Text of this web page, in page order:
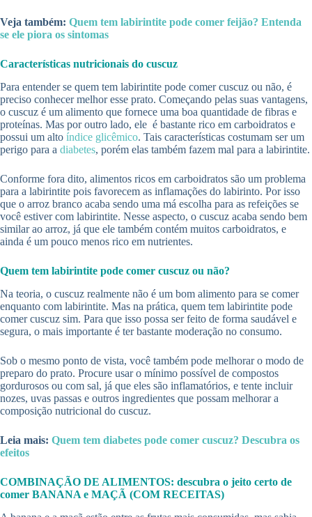
Veja também: Quem tem labirintite pode comer feijão? Entenda
se ele piora os sintomas
Características nutricionais do cuscuz
Para entender se quem tem labirintite pode comer cuscuz ou não, é
preciso conhecer melhor esse prato. Começando pelas suas vantagens,
o cuscuz é um alimento que fornece uma boa quantidade de fibras e
proteínas. Mas por outro lado, ele é bastante rico em carboidratos e
possui um alto índice glicêmico. Tais características costumam ser um
perigo para a diabetes, porém elas também fazem mal para a labirintite.
Conforme fora dito, alimentos ricos em carboidratos são um problema
para a labirintite pois favorecem as inflamações do labirinto. Por isso
que o arroz branco acaba sendo uma má escolha para as refeições se
você estiver com labirintite. Nesse aspecto, o cuscuz acaba sendo bem
similar ao arroz, já que ele também contém muitos carboidratos, e
ainda é um pouco menos rico em nutrientes.
Quem tem labirintite pode comer cuscuz ou não?
Na teoria, o cuscuz realmente não é um bom alimento para se comer
enquanto com labirintite. Mas na prática, quem tem labirintite pode
comer cuscuz sim. Para que isso possa ser feito de forma saudável e
segura, o mais importante é ter bastante moderação no consumo.
Sob o mesmo ponto de vista, você também pode melhorar o modo de
preparo do prato. Procure usar o mínimo possível de compostos
gordurosos ou com sal, já que eles são inflamatórios, e tente incluir
nozes, uvas passas e outros ingredientes que possam melhorar a
composição nutricional do cuscuz.
Leia mais: Quem tem diabetes pode comer cuscuz? Descubra os
efeitos
COMBINAÇÃO DE ALIMENTOS: descubra o jeito certo de
comer BANANA e MAÇÃ (COM RECEITAS)